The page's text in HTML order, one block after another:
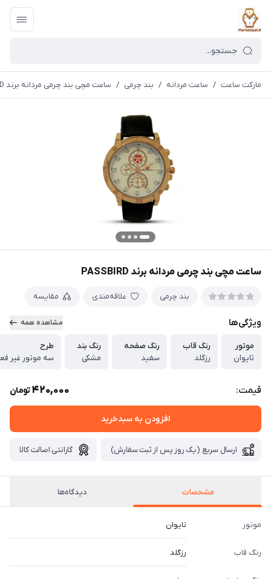
مارکت ساعت / ساعت مردانه / بند چرمی / ساعت مچی بند چرمی مردانه برند PASSBIRD
ساعت مچی بند چرمی مردانه برند PASSBIRD
بند چرمی علاقه‌مندی مقایسه
ویژگی‌ها مشاهده همه
موتور
تایوان
رنگ قاب
رزگلد
رنگ صفحه
سفید
رنگ بند
مشکی
طرح
سه موتور غیر
قیمت: 420,000تومان
افزودن به سبدخرید
ارسال سریع (یک روز پس از ثبت سفارش) گارانتی اصالت کالا
مشخصات دیدگاه‌ها
موتور تایوان
رنگ قاب رزگلد